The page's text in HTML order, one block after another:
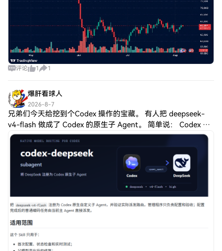
评论 1 1
爆肝看球人
2026-8-7
兄弟们今天给挖到个Codex 操作的宝藏。 有人把 deepseek-
v4-flash 做成了 Codex 的原生子 Agent。 简单说： Codex 负
责规划、拆任务、做决策。 DeepSeek